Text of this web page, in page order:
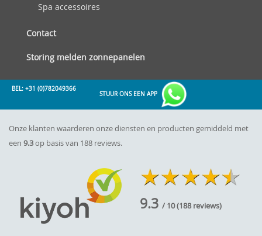
Spa accessoires
Contact
Storing melden zonnepanelen
BEL: +31 (0)782049366
STUUR ONS EEN APP
Onze klanten waarderen onze diensten en producten gemiddeld met
een 9.3op basis van 188 reviews.
9.3 / 10(188reviews)